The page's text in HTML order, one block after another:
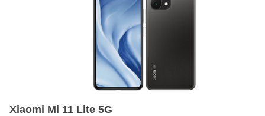
Xiaomi Mi 11 Lite 5G